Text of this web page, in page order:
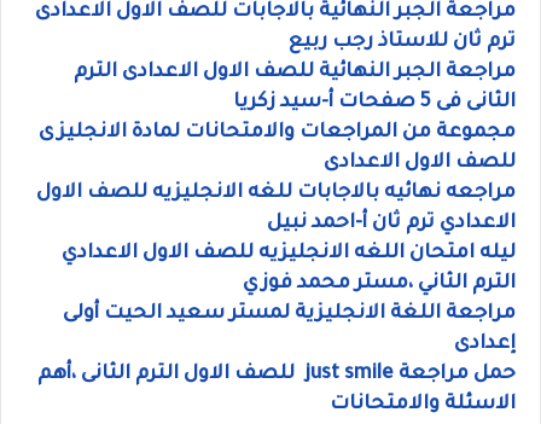
مراجعة الجبر النهائية بالاجابات للصف الاول الاعدادى
ترم ثان للاستاذ رجب ربيع
مراجعة الجبر النهائية للصف الاول الاعدادى الترم
الثانى فى 5 صفحات أ-سيد زكريا
مجموعة من المراجعات والامتحانات لمادة الانجليزى
للصف الاول الاعدادى
مراجعه نهائيه بالاجابات للغه الانجليزيه للصف الاول
الاعدادي ترم ثان أ-احمد نبيل
ليله امتحان اللغه الانجليزيه للصف الاول الاعدادي
الترم الثاني ،مستر محمد فوزي
مراجعة اللغة الانجليزية لمستر سعيد الحيت أولى
إعدادى
حمل مراجعة just smile للصف الاول الترم الثانى ،أهم
الاسئلة والامتحانات